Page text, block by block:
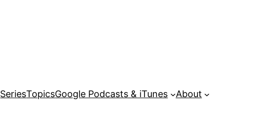
SeriesTopicsGoogle Podcasts & iTunes About